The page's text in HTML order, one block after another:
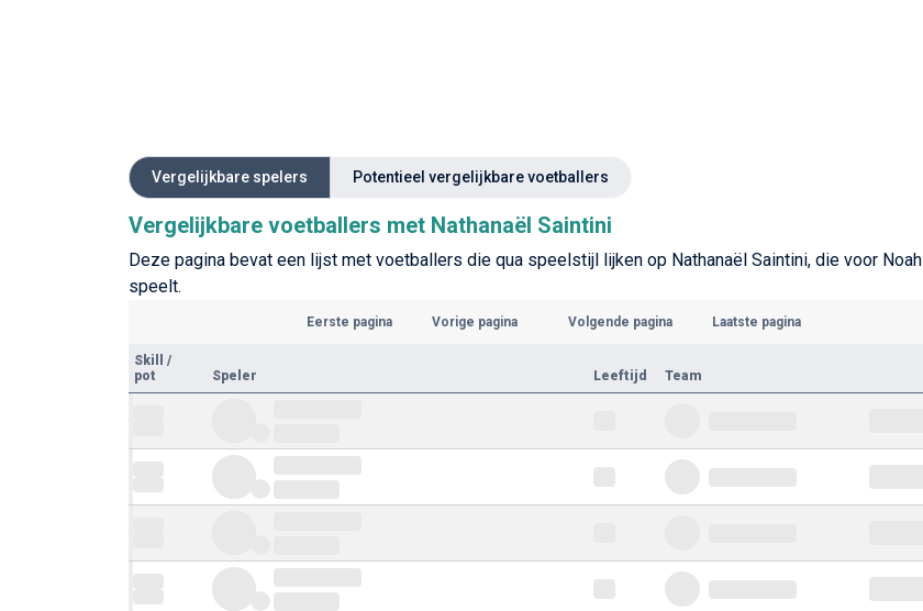
Vergelijkbare spelers Potentieel vergelijkbare voetballers
Vergelijkbare voetballers met Nathanaël Saintini
Deze pagina bevat een lijst met voetballers die qua speelstijl lijken op Nathanaël Saintini, die voor Noah
speelt.
Eerste pagina Vorige pagina Volgende pagina Laatste pagina
Skill
/
pot
Speler Leeftijd Team